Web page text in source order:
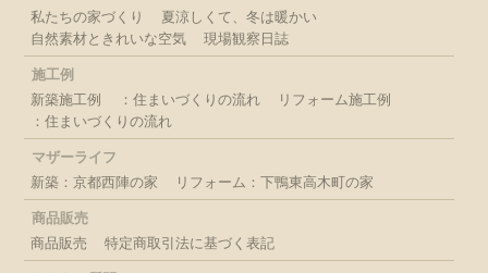
私たちの家づくり
夏涼しくて、冬は暖かい
自然素材ときれいな空気
現場観察日誌
施工例
新築施工例
：住まいづくりの流れ
リフォーム施工例
：住まいづくりの流れ
マザーライフ
新築：京都西陣の家
リフォーム：下鴨東高木町の家
商品販売
商品販売
特定商取引法に基づく表記